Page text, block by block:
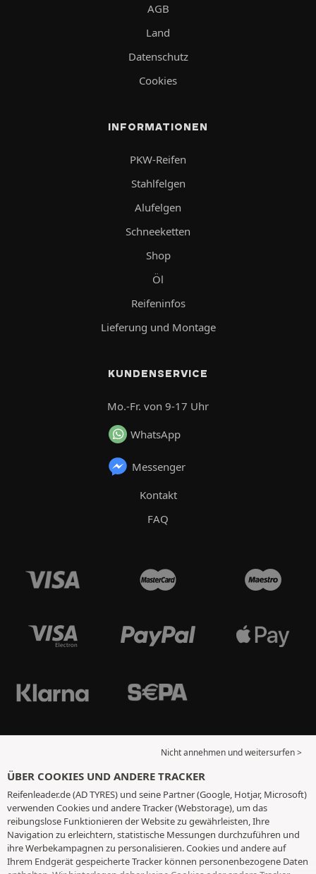
AGB
Land
Datenschutz
Cookies
INFORMATIONEN
PKW-Reifen
Stahlfelgen
Alufelgen
Schneeketten
Shop
Öl
Reifeninfos
Lieferung und Montage
KUNDENSERVICE
Mo.-Fr. von 9-17 Uhr
WhatsApp
Messenger
Kontakt
FAQ
Nicht annehmen und weitersurfen >
ÜBER COOKIES UND ANDERE TRACKER
Reifenleader.de (AD TYRES) und seine Partner (Google, Hotjar, Microsoft)
verwenden Cookies und andere Tracker (Webstorage), um das
reibungslose Funktionieren der Website zu gewährleisten, Ihre
Navigation zu erleichtern, statistische Messungen durchzuführen und
ihre Werbekampagnen zu personalisieren. Cookies und andere auf
Ihrem Endgerät gespeicherte Tracker können personenbezogene Daten